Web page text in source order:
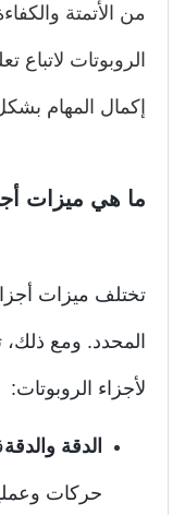
الأتمتة والكفاءة
لاتباع
المهام بشكل
هي ميزات أجزاء
ميزات أجزاء
ومع ذلك، تشمل:
الروبوتات:
الدقة والدقة قطع
حركات وعمليات